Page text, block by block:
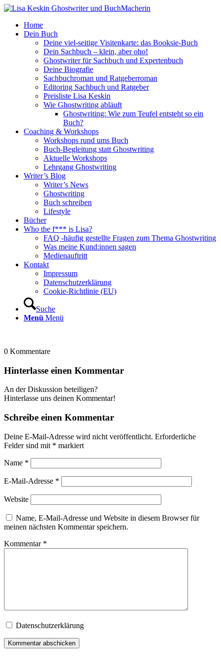
Home
Dein Buch
Deine viel-seitige Visitenkarte: das Booksie-Buch
Dein Sachbuch – klein, aber oho!
Ghostwriter für Sachbuch und Expertenbuch
Deine Biografie
Sachbuchroman und Ratgeberroman
Editoring Sachbuch und Ratgeber
Preisliste Lisa Keskin
Wie Ghostwriting abläuft
Ghostwriting: Wie zum Teufel entsteht so ein
Buch?
Coaching & Workshops
Workshops rund ums Buch
Buch-Begleitung statt Ghostwriting
Aktuelle Workshops
Lehrgang Ghostwriting
Writer’s Blog
Writer’s News
Ghostwriting
Buch schreiben
Lifestyle
Bücher
Who the f*** is Lisa?
FAQ -häufig gestellte Fragen zum Thema Ghostwriting
Was meine Kund:innen sagen
Medienauftritt
Kontakt
Impressum
Datenschutzerklärung
Cookie-Richtlinie (EU)
Suche
Menü Menü
0 Kommentare
Hinterlasse einen Kommentar
An der Diskussion beteiligen?
Hinterlasse uns deinen Kommentar!
Schreibe einen Kommentar
Deine E-Mail-Adresse wird nicht veröffentlicht. Erforderliche
Felder sind mit * markiert
Name *
E-Mail-Adresse *
Website
Name, E-Mail-Adresse und Website in diesem Browser für
meinen nächsten Kommentar speichern.
Kommentar *
Datenschutzerklärung